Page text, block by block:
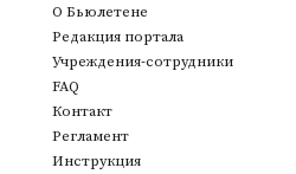
О Бьюлетене
Редакция портала
Учреждения-сотрудники
FAQ
Контакт
Регламент
Инструкция